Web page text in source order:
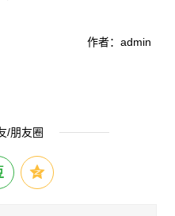
作者：admin
/朋友圈